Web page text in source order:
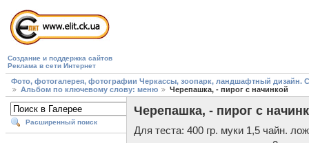
Создание и поддержка сайтов
Реклама в сети Интернет
Фото, фотогалерея, фотографии Черкассы, зоопарк, ландшафтный дизайн.
Альбом по ключевому слову: меню
Черепашка, - пирог с начинкой
Расширенный поиск
Черепашка, - пирог с
Для теста: 400 гр. муки 1,5 чайн.